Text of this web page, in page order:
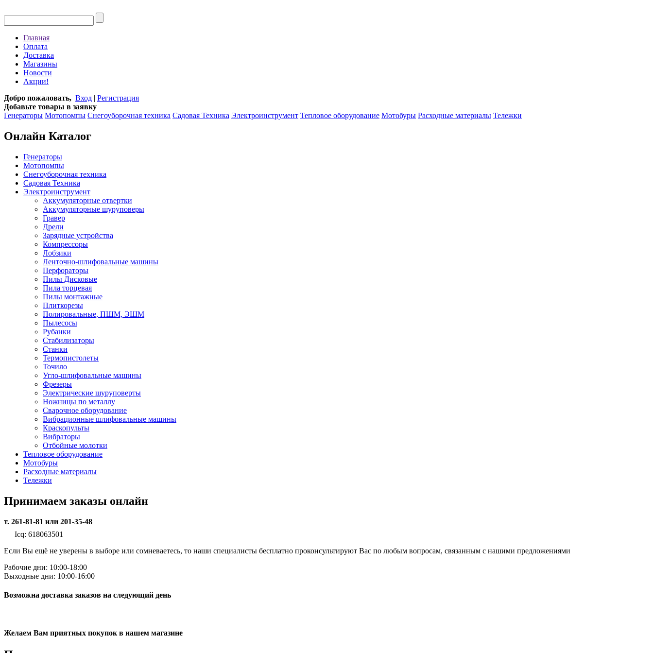
Главная
Оплата
Доставка
Магазины
Новости
Акции!
Добро пожаловать, Вход | Регистрация
Добавьте товары в заявку
Генераторы Мотопомпы Снегоуборочная техника Садовая Техника Электроинструмент Тепловое оборудование Мотобуры Расходные материалы Тележки
Онлайн Каталог
Генераторы
Мотопомпы
Снегоуборочная техника
Садовая Техника
Электроинструмент
Аккумуляторные отвертки
Аккумуляторные шуруповеры
Гравер
Дрели
Зарядные устройства
Компрессоры
Лобзики
Ленточно-шлифовальные машины
Перфораторы
Пилы Дисковые
Пила торцевая
Пилы монтажные
Плиткорезы
Полировальные, ПШМ, ЭШМ
Пылесосы
Рубанки
Стабилизаторы
Станки
Термопистолеты
Точило
Угло-шлифовальные машины
Фрезеры
Электрические шуруповерты
Ножницы по металлу
Сварочное оборудование
Вибрационные шлифовальные машины
Краскопульты
Вибраторы
Отбойные молотки
Тепловое оборудование
Мотобуры
Расходные материалы
Тележки
Принимаем заказы онлайн
т. 261-81-81 или 201-35-48
Icq: 618063501
Если Вы ещё не уверены в выборе или сомневаетесь, то наши специалисты бесплатно проконсультируют Вас по любым вопросам, связанным с нашими предложениями
Рабочие дни: 10:00-18:00
Выходные дни: 10:00-16:00
Возможна доставка заказов на следующий день
Желаем Вам приятных покупок в нашем магазине